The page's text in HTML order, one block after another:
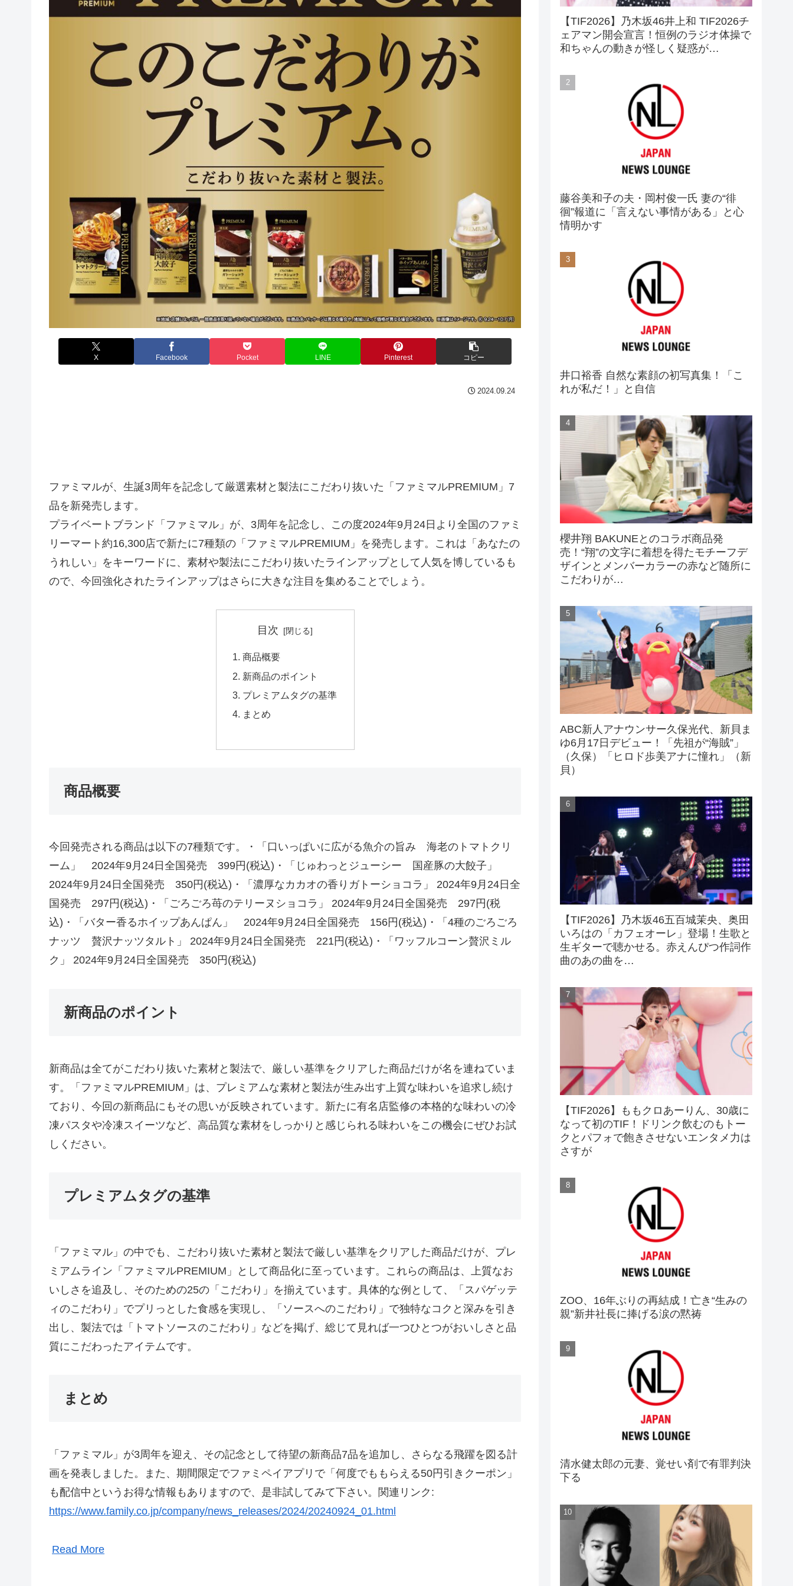
X Facebook Pocket LINE Pinterest コピー
2024.09.24
ファミマルが、生誕3周年を記念して厳選素材と製法にこだわり抜いた「ファミマルPREMIUM」7
品を新発売します。
プライベートブランド「ファミマル」が、3周年を記念し、この度2024年9月24日より全国のファミ
リーマート約16,300店で新たに7種類の「ファミマルPREMIUM」を発売します。これは「あなたの
うれしい」をキーワードに、素材や製法にこだわり抜いたラインアップとして人気を博しているも
ので、今回強化されたラインアップはさらに大きな注目を集めることでしょう。
目次
商品概要
新商品のポイント
プレミアムタグの基準
まとめ
商品概要
今回発売される商品は以下の7種類です。・「口いっぱいに広がる魚介の旨み 海老のトマトクリ
ーム」 2024年9月24日全国発売 399円(税込)・「じゅわっとジューシー 国産豚の大餃子」
2024年9月24日全国発売 350円(税込)・「濃厚なカカオの香りガトーショコラ」 2024年9月24日全
国発売 297円(税込)・「ごろごろ苺のテリーヌショコラ」 2024年9月24日全国発売 297円(税
込)・「バター香るホイップあんぱん」 2024年9月24日全国発売 156円(税込)・「4種のごろごろ
ナッツ 贅沢ナッツタルト」 2024年9月24日全国発売 221円(税込)・「ワッフルコーン贅沢ミル
ク」 2024年9月24日全国発売 350円(税込)
新商品のポイント
新商品は全てがこだわり抜いた素材と製法で、厳しい基準をクリアした商品だけが名を連ねていま
す。「ファミマルPREMIUM」は、プレミアムな素材と製法が生み出す上質な味わいを追求し続け
ており、今回の新商品にもその思いが反映されています。新たに有名店監修の本格的な味わいの冷
凍パスタや冷凍スイーツなど、高品質な素材をしっかりと感じられる味わいをこの機会にぜひお試
しください。
プレミアムタグの基準
「ファミマル」の中でも、こだわり抜いた素材と製法で厳しい基準をクリアした商品だけが、プレ
ミアムライン「ファミマルPREMIUM」として商品化に至っています。これらの商品は、上質なお
いしさを追及し、そのための25の「こだわり」を揃えています。具体的な例として、「スパゲッテ
ィのこだわり」でプリっとした食感を実現し、「ソースへのこだわり」で独特なコクと深みを引き
出し、製法では「トマトソースのこだわり」などを掲げ、総じて見れば一つひとつがおいしさと品
質にこだわったアイテムです。
まとめ
「ファミマル」が3周年を迎え、その記念として待望の新商品7品を追加し、さらなる飛躍を図る計
画を発表しました。また、期間限定でファミペイアプリで「何度でももらえる50円引きクーポン」
も配信中というお得な情報もありますので、是非試してみて下さい。関連リンク:
https://www.family.co.jp/company/news_releases/2024/20240924_01.html
Read More
【TIF2026】乃木坂46井上和 TIF2026チ
ェアマン開会宣言！恒例のラジオ体操で
和ちゃんの動きが怪しく疑惑が…
藤谷美和子の夫・岡村俊一氏 妻の“徘
徊”報道に「言えない事情がある」と心
情明かす
井口裕香 自然な素顔の初写真集！「こ
れが私だ！」と自信
櫻井翔 BAKUNEとのコラボ商品発
売！“翔”の文字に着想を得たモチーフデ
ザインとメンバーカラーの赤など随所に
こだわりが…
ABC新人アナウンサー久保光代、新貝ま
ゆ6月17日デビュー！「先祖が“海賊”」
（久保）「ヒロド歩美アナに憧れ」（新
貝）
【TIF2026】乃木坂46五百城茉央、奥田
いろはの「カフェオーレ」登場！生歌と
生ギターで聴かせる。赤えんぴつ作詞作
曲のあの曲を…
【TIF2026】ももクロあーりん、30歳に
なって初のTIF！ドリンク飲むのもトー
クとパフォで飽きさせないエンタメ力は
さすが
ZOO、16年ぶりの再結成！亡き“生みの
親”新井社長に捧げる涙の黙祷
清水健太郎の元妻、覚せい剤で有罪判決
下る